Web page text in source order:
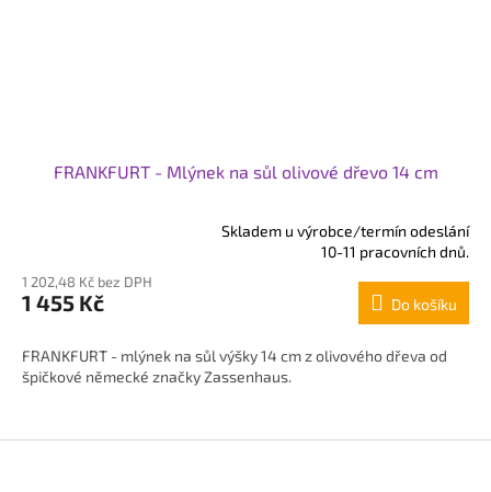
FRANKFURT - Mlýnek na sůl olivové dřevo 14 cm
produktu
je
z
5
hvězdiček.
Skladem u výrobce/termín odeslání
10-11 pracovních dnů.
1 202,48 Kč bez DPH
1 455 Kč Do košíku
FRANKFURT - mlýnek na sůl výšky 14 cm z olivového dřeva od
špičkové německé značky Zassenhaus.